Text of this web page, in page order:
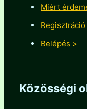
Miért
Regisztráció
Belépés >
Közösségi